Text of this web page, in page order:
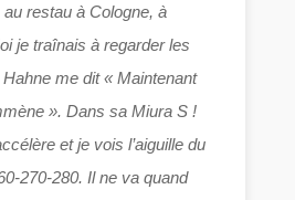
restau à Cologne, à
je traînais à regarder les
me dit « Maintenant
». Dans sa Miura S !
et je vois l’aiguille du
270-280. Il ne va quand